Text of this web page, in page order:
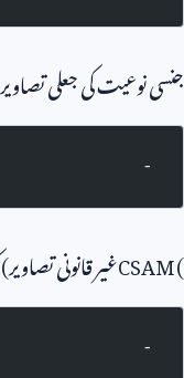
جنسی نوعیت کی جعلی
-
CSAM (غیر قانونی
-